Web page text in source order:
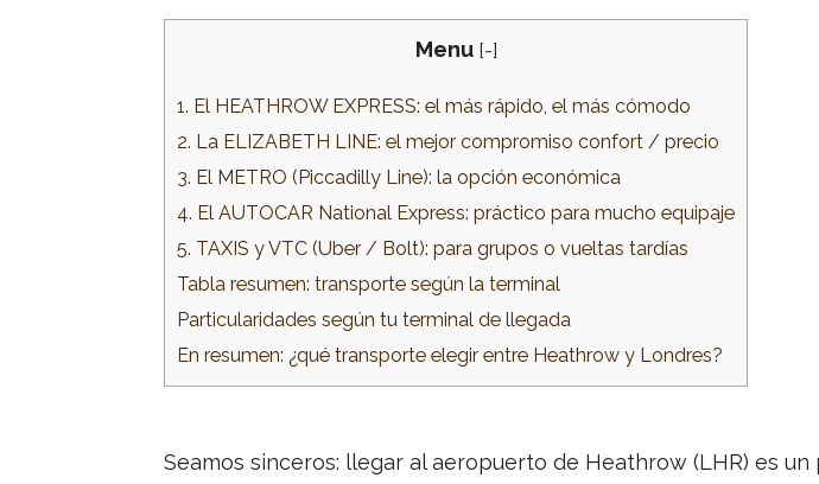
Menu [-]
1. El HEATHROW EXPRESS: el más rápido, el más cómodo
2. La ELIZABETH LINE: el mejor compromiso confort / precio
3. El METRO (Piccadilly Line): la opción económica
4. El AUTOCAR National Express: práctico para mucho equipaje
5. TAXIS y VTC (Uber / Bolt): para grupos o vueltas tardías
Tabla resumen: transporte según la terminal
Particularidades según tu terminal de llegada
En resumen: ¿qué transporte elegir entre Heathrow y Londres?
Seamos sinceros: llegar al aeropuerto de Heathrow (LHR) es